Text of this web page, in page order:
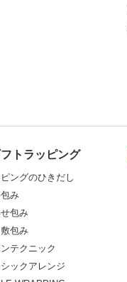
トラッピング
ングのひきだし
み
包み
包み
ンテクニック
ックアレンジ